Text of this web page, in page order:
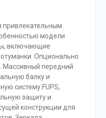
привлекательным
модели
включающие
Опционально
Массивный передний
балку и
систему FUPS,
защиту и
конструкции для